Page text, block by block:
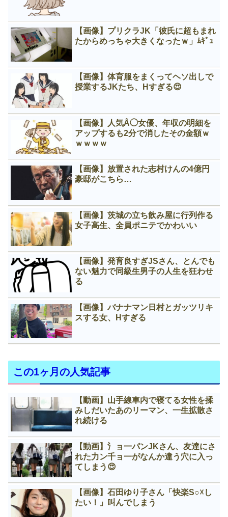
【画像】プリクラJK「彼氏に超もまれ
たからめっちゃ大きくなったｗ」ﾑｷﾞｭ
【画像】体育服をまくってヘソ出しで
授業するJKたち、Нすぎる😍
【画像】人気Å◯女優、年収の明細を
アップするも2分で消したその金額ｗ
ｗｗｗｗ
【画像】放置された志村けんの4億円
豪邸がこちら…
【画像】茨城の立ち飲み屋に行列作る
女子高生、全員ポニテでかわいい
【画像】発育良すぎJSさん、とんでも
ない魅力で同級生男子の人生を狂わせ
る
【画像】バナナマン日村とガッツリキ
スする女、Нすぎる
この1ヶ月の人気記事
【動画】山手線車内で寝てる女性を揉
みしだいたあのリーマン、一生拡散さ
れ続ける
【動画】氵ョ一パンJKさん、友達にさ
れた力ン千ョ一がなんか違う穴に入っ
てしまう😍
【画像】石田ゆり子さん「快楽S○☓し
たい！」叫んでしまう